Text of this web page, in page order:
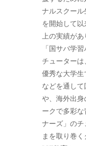
ナルスクール
を開始して
上の実績があ
「国サバ学
チューター
優秀な大学
などを通し
や、海外出
ークで多彩
ナーズ」のチ
まを取り巻